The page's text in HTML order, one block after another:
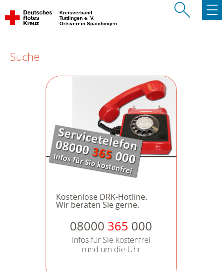
Kreisverband
Tuttlingen e. V.
Ortsverein Spaichingen
Suche
Kostenlose DRK-Hotline.
Wir beraten Sie gerne.
08000 365 000
Infos für Sie kostenfrei
rund um die Uhr